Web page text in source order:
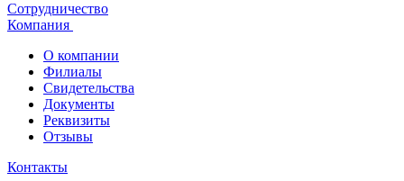
Сотрудничество
Компания
О компании
Филиалы
Свидетельства
Документы
Реквизиты
Отзывы
Контакты